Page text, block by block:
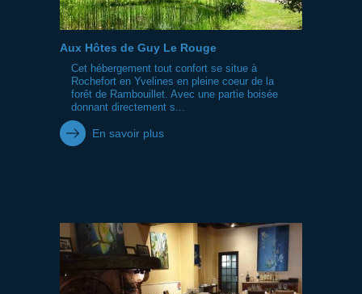
Aux Hôtes de Guy Le Rouge
Cet hébergement tout confort se situe à
Rochefort en Yvelines en pleine coeur de la
forêt de Rambouillet. Avec une partie boisée
donnant directement s...
En savoir plus